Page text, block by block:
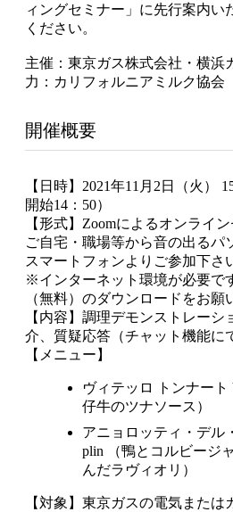
ィングセミナー」に先行案内い
ください。
主催：東京ガス株式会社・横浜
力：カリフォルニアミルク協会
開催概要
【日時】2021年11月2日（火）
開始14：50）
【形式】Zoomによるオンライ
ご自宅・職場等から音の出るパ
スマートフォンよりご参加下さ
※インターネット環境が必要で
（無料）のダウンロードをお願
【内容】調理デモンストレー
介、質疑応答（チャット機能に
【メニュー】
ヴィテッロ トンナート
仔牛のツナソース）
アニョロッティ・デル
plin （鴨とコルビージ
んだラヴィオリ）
【対象】東京ガスの電気また